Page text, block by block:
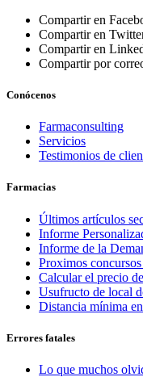
Compartir en
Compartir en
Compartir en
Compartir por
Conócenos
Farmaconsulting
Servicios
Testimonios de
Farmacias
Últimos artículos
Informe
Informe de la
Proximos
Calcular el precio
Usufructo de local
Distancia mínima
Errores fatales
Lo que muchos